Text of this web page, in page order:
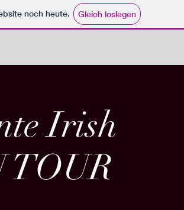
noch heute. Gleich loslegen
Irish
TOUR